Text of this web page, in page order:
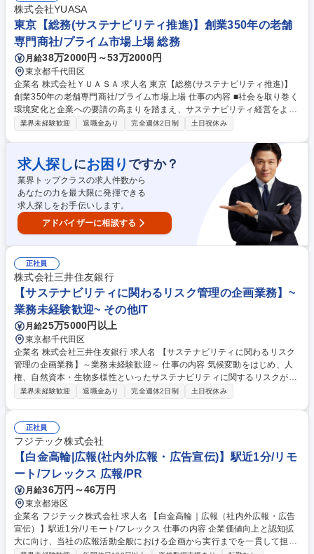
を担うポジション
株式会社YUASA
東京【総務(サステナビリティ推進)】創業350年の老舗
専門商社/プライム市場上場 総務
月給38万2000円～53万2000円
東京都千代田区
企業名 株式会社ＹＵＡＳＡ 求人名 東京【総務(サステナビリティ推進)】
創業350年の老舗専門商社/プライム市場上場 仕事の内容 ■社会を取り巻く
環境変化と企業への要請の高まりを踏まえ、サステナビリティ経営をより
一層推進していく為、総務部に新たなサステナビリティ推進担当を募集い
験を活かし、積極的に取り組んでいただける方を歓迎いたします。 【業務
内容】■サステナビリティ推進における施策立案・実行フォロー ■サステ
ナビリティ推進委員会の議案作成・進行・委員のフォローアップ ■当社グ
ループのサステナビリティ戦略に基づくマテリアリティ特定プロセスの企
画・実行・管理、それに基づく具体的な目標設定とモニタリング 募集職種
東京【総務(サステナビリティ推進)】創業350年の老舗専門商社/プライム
市場上場
業界未経験歓迎 退職金あり 完全週休2日制 土日祝休み
求人探しにお困り ですか？
業界トップクラスの求人件数から
あなたの力を最大限に発揮できる
求人探しをお手伝いします。
アドバイザーに相談する
正社員
株式会社三井住友銀行
【サステナビリティに関わるリスク管理の企画業務】~
業務未経験歓迎~ その他IT
月給25万5000円以上
東京都千代田区
企業名 株式会社三井住友銀行 求人名 【サステナビリティに関わるリスク
管理の企画業務】～業務未経験歓迎～ 仕事の内容 気候変動をはじめ、人
権、自然資本・生物多様性といったサステナビリティに関するリスクが当
行のグローバルなビジネスにどのような影響を与えるかについて、様々な
画・立案 ■関連規程の整備 ■国内外当局規制および業界動向の調査・研究
≪企画グループ≫■Financed Emission（FE）の算定、FEを通じた与信ポ
ートフォリオ分析・管理の企画・立案 ■気候変動モデルの構築、当該モデ
ルに基づくシナリオ分析・ストレステストの企画・立案 等 募集職種 【サ
ステナビリティに関わるリスク管理の企画業務】～業務未経験歓迎～
業界未経験歓迎 退職金あり 完全週休2日制 土日祝休み
正社員
フジテック株式会社
【白金高輪|広報(社内外広報・広告宣伝)】駅近1分/リモ
ート/フレックス 広報/PR
月給36万円～46万円
東京都港区
企業名 フジテック株式会社 求人名 【白金高輪｜広報（社内外広報・広告
宣伝）】駅近1分/リモート/フレックス 仕事の内容 企業価値向上と認知拡
大に向け、当社の広報活動全般における企画から実行までを一貫して担当